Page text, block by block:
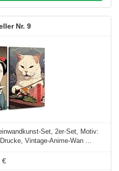
9
Set, 2er-Set, Motiv:
Vintage-Anime-Wan ...
€